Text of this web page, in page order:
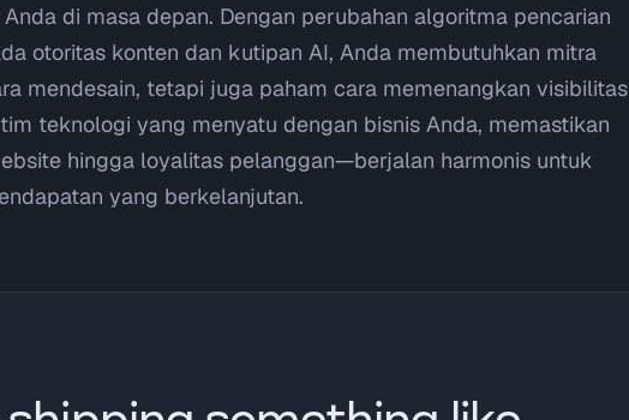
di masa depan. Dengan perubahan algoritma pencarian
otoritas konten dan kutipan AI, Anda membutuhkan mitra
mendesain, tetapi juga paham cara memenangkan visibilitas
teknologi yang menyatu dengan bisnis Anda, memastikan
hingga loyalitas pelanggan—berjalan harmonis untuk
yang berkelanjutan.